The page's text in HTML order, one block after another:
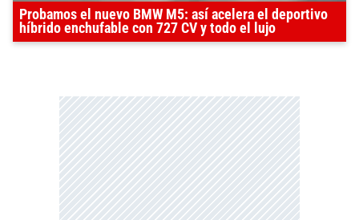
Probamos el nuevo BMW M5: así acelera el deportivo
híbrido enchufable con 727 CV y todo el lujo